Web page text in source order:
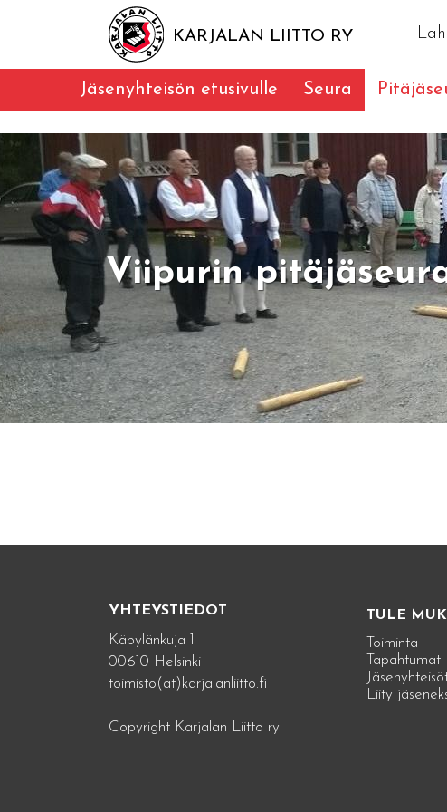
KARJALAN LIITTO RY
Jäsenyhteisön etusivulle Seura
Viipurin
YHTEYSTIEDOT
Käpylänkuja 1
00610 Helsinki
toimisto(at)karjalanliitto.fi
Copyright Karjalan Liitto ry
TULE
Toiminta
Tapahtumat
Liity